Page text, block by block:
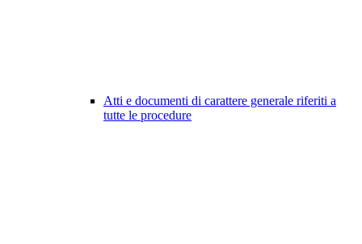
Atti e documenti di carattere generale riferiti a
tutte le procedure